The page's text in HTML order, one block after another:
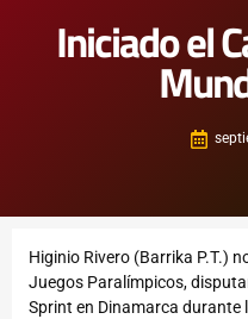
Iniciado el
Higinio Rivero (Barrika P.T.)
Juegos Paralímpicos,
Sprint en Dinamarca durante